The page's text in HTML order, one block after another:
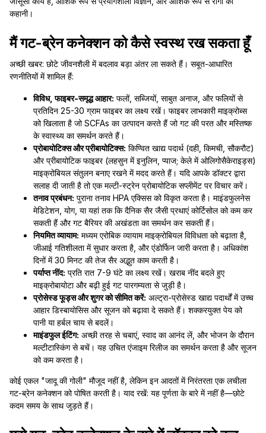
कहानी।
मैं गट-ब्रेन कनेक्शन को कैसे स्वस्थ रख सकता हूँ
अच्छी खबर: छोटे जीवनशैली में बदलाव बड़ा अंतर ला सकते हैं। सबूत-आधारित
रणनीतियों में शामिल हैं:
विविध, फाइबर-समृद्ध आहार: फलों, सब्जियों, साबुत अनाज, और फलियों से
प्रतिदिन 25-30 ग्राम फाइबर का लक्ष्य रखें। फाइबर लाभकारी माइक्रोब्स
को खिलाता है जो SCFAs का उत्पादन करते हैं जो गट की परत और मस्तिष्क
के स्वास्थ्य का समर्थन करते हैं।
प्रोबायोटिक्स और प्रीबायोटिक्स: किण्वित खाद्य पदार्थ (दही, किमची, सौकरौट)
और प्रीबायोटिक फाइबर (लहसुन में इनुलिन, प्याज; केले में ओलिगोसैकेराइड्स)
माइक्रोबियल संतुलन बनाए रखने में मदद करते हैं। यदि आपके डॉक्टर द्वारा
सलाह दी जाती है तो एक मल्टी-स्ट्रेन प्रोबायोटिक सप्लीमेंट पर विचार करें।
तनाव प्रबंधन: पुराना तनाव HPA एक्सिस को विकृत करता है। माइंडफुलनेस
मेडिटेशन, योग, या यहां तक कि दैनिक सैर जैसी प्रथाएं कोर्टिसोल को कम कर
सकती हैं और गट बैरियर की अखंडता का समर्थन कर सकती हैं।
नियमित व्यायाम: मध्यम एरोबिक व्यायाम माइक्रोबियल विविधता को बढ़ाता है,
जीआई गतिशीलता में सुधार करता है, और एंडोर्फिन जारी करता है। अधिकांश
दिनों में 30 मिनट की तेज सैर अद्भुत काम करती है।
पर्याप्त नींद: प्रति रात 7-9 घंटे का लक्ष्य रखें। खराब नींद बदले हुए
माइक्रोबायोटा और बढ़ी हुई गट पारगम्यता से जुड़ी है।
प्रोसेस्ड फूड्स और शुगर को सीमित करें: अल्ट्रा-प्रोसेस्ड खाद्य पदार्थों में उच्च
आहार डिस्बायोसिस और सूजन को बढ़ावा दे सकते हैं। शक्करयुक्त पेय को
पानी या हर्बल चाय से बदलें।
माइंडफुल ईटिंग: अच्छी तरह से चबाएं, स्वाद का आनंद लें, और भोजन के दौरान
मल्टीटास्किंग से बचें। यह उचित एंजाइम रिलीज का समर्थन करता है और सूजन
को कम करता है।
कोई एकल "जादू की गोली" मौजूद नहीं है, लेकिन इन आदतों में निरंतरता एक लचीला
गट-ब्रेन कनेक्शन को पोषित करती है। याद रखें: यह पूर्णता के बारे में नहीं है—छोटे
कदम समय के साथ जुड़ते हैं।